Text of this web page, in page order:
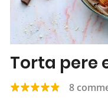
Torta pere
8